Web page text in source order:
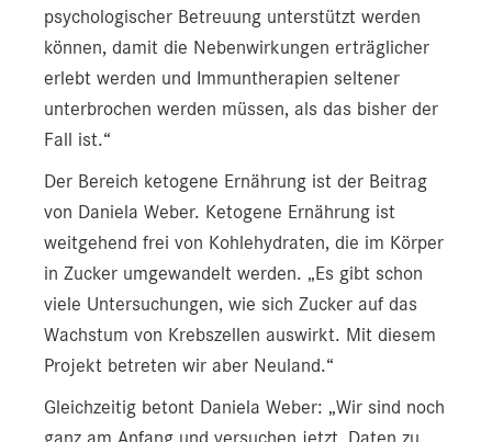
psychologischer Betreuung unterstützt werden
können, damit die Nebenwirkungen erträglicher
erlebt werden und Immuntherapien seltener
unterbrochen werden müssen, als das bisher der
Fall ist.“
Der Bereich ketogene Ernährung ist der Beitrag
von Daniela Weber. Ketogene Ernährung ist
weitgehend frei von Kohlehydraten, die im Körper
in Zucker umgewandelt werden. „Es gibt schon
viele Untersuchungen, wie sich Zucker auf das
Wachstum von Krebszellen auswirkt. Mit diesem
Projekt betreten wir aber Neuland.“
Gleichzeitig betont Daniela Weber: „Wir sind noch